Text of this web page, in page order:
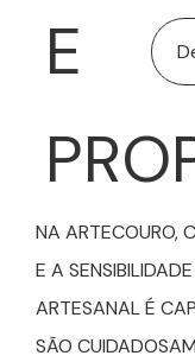
E
NA ARTECOURO,
E A
ARTESANAL É
SÃO